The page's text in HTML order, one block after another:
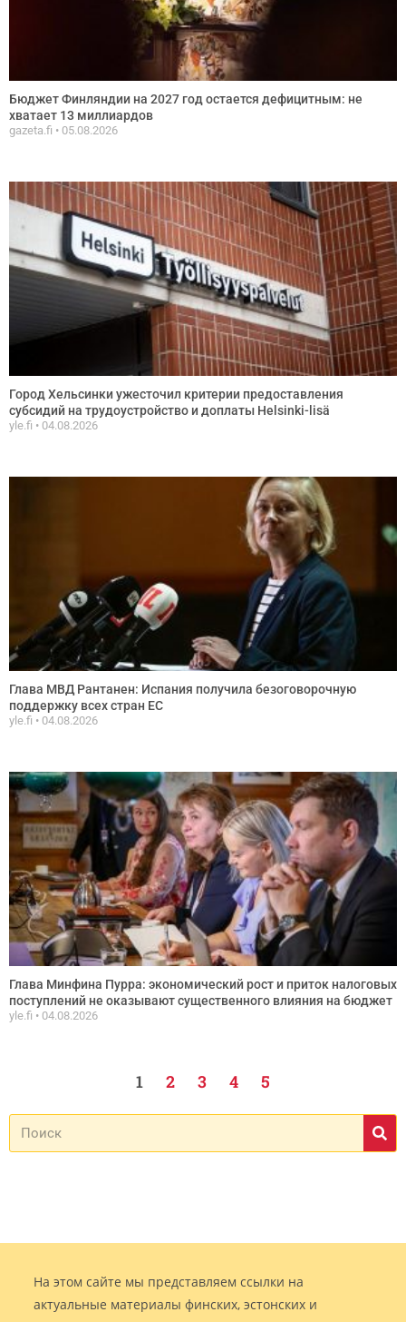
Бюджет Финляндии на 2027 год остается дефицитным: не
хватает 13 миллиардов
gazeta.fi 05.08.2026
Город Хельсинки ужесточил критерии предоставления
субсидий на трудоустройство и доплаты Helsinki-lisä
yle.fi 04.08.2026
Глава МВД Рантанен: Испания получила безоговорочную
поддержку всех стран ЕС
yle.fi 04.08.2026
Глава Минфина Пурра: экономический рост и приток налоговых
поступлений не оказывают существенного влияния на бюджет
yle.fi 04.08.2026
1 2 3 4 5
На этом сайте мы представляем ссылки на
актуальные материалы финских, эстонских и